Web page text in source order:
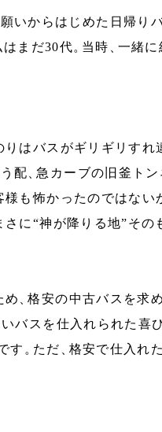
いからはじめた日帰り
はまだ30代。当時 、一緒に
はバスがギリギリすれ
配 、急カーブの旧釜ト
様も怖かったのではない
さに“神が降りる地”その
め 、格安の中古バスを求
いバスを仕入れられた喜
す 。ただ 、格安で仕入れ